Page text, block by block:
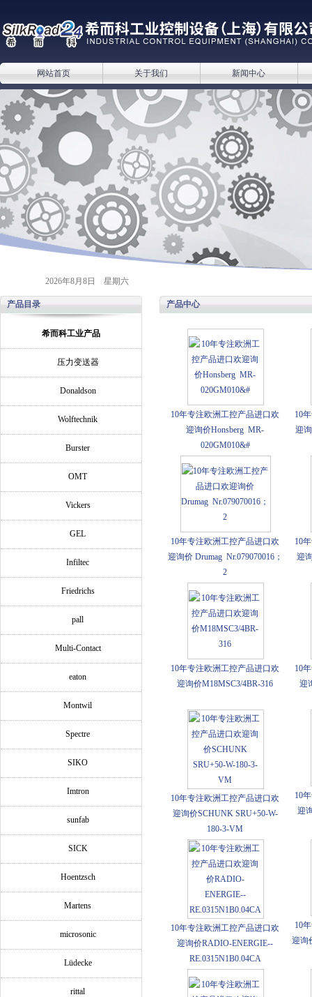
网站首页 关于我们 新闻中心
2026年8月8日 星期六
产品目录
希而科工业产品
压力变送器
Donaldson
Wolftechnik
Burster
OMT
Vickers
GEL
Infiltec
Friedrichs
pall
Multi-Contact
eaton
Montwil
Spectre
SIKO
Imtron
sunfab
SICK
Hoentzsch
Martens
microsonic
Lüdecke
rittal
产品中心
10年专注欧洲工控产品进口欢
迎询价Honsberg MR-
020GM010&#
10
迎
10年专注欧洲工控产品进口欢
迎询价 Drumag Nr.079070016；
2
10
迎
10年专注欧洲工控产品进口欢
迎询价M18MSC3/4BR-316
10
迎
10年专注欧洲工控产品进口欢
迎询价SCHUNK SRU+50-W-
180-3-VM
10
迎
10年专注欧洲工控产品进口欢
迎询价RADIO-ENERGIE--
RE.0315N1B0.04CA
10
迎询